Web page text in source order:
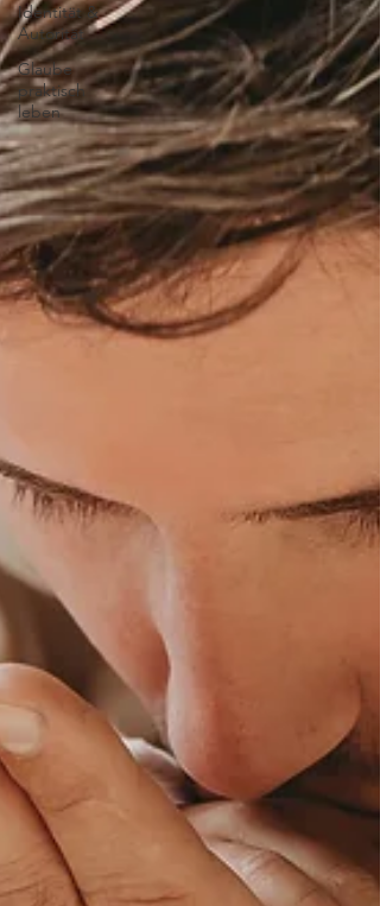
Identität &
Autorität
Glaube
praktisch
leben